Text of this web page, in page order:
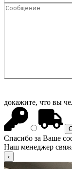
докажите, что вы
Спасибо за Ваше
Наш менеджер